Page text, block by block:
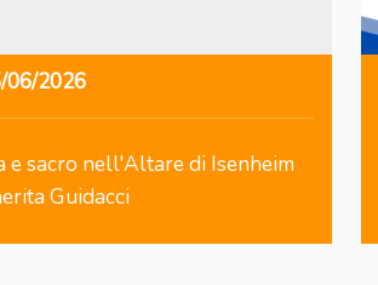
06/2026
e sacro nell'Altare di Isenheim
Guidacci